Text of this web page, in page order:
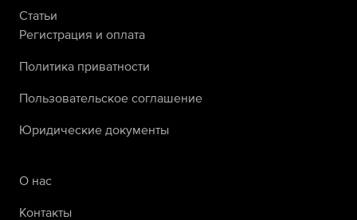
Статьи
Регистрация и оплата
Политика приватности
Пользовательское соглашение
Юридические документы
О нас
Контакты